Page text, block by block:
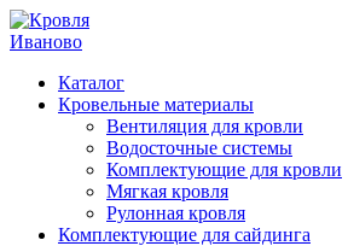
Перейти
к
Каталог
Кровельные материалы
Вентиляция для кровли
Водосточные системы
Комплектующие для кровли
Мягкая кровля
Рулонная кровля
Комплектующие для сайдинга